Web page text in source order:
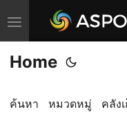
T
o
g
l
Home
ค้นหา หมวดหมู่ คลัง